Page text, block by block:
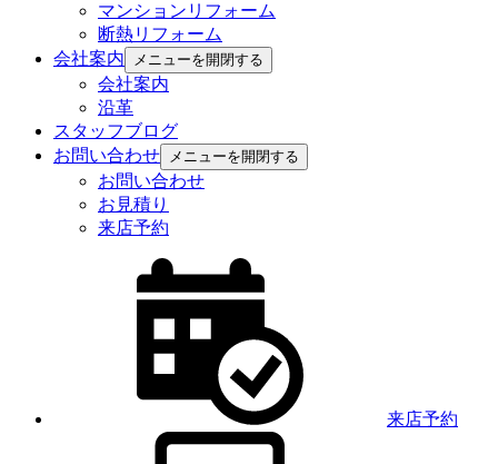
マンションリフォーム
断熱リフォーム
会社案内
メニューを開閉する
会社案内
沿革
スタッフブログ
お問い合わせ
メニューを開閉する
お問い合わせ
お見積り
来店予約
来店予約